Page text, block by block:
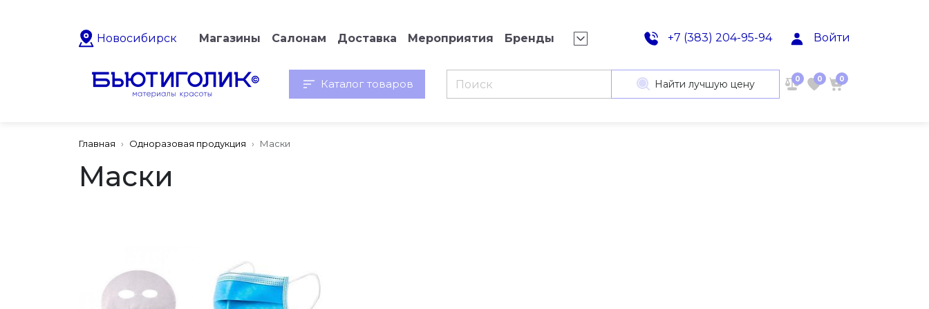
Новосибирск Магазины Салонам Доставка Мероприятия Бренды +7 (383) 204-95-94 Войти
Каталог товаров Найти лучшую цену 0 0 0
Главная Одноразовая продукция Маски
Маски